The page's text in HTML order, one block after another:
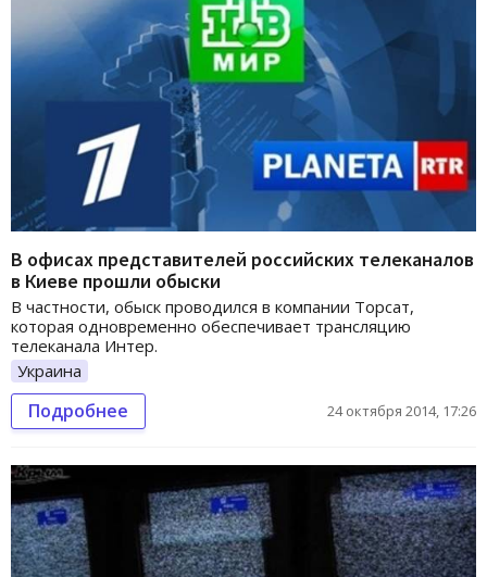
В офисах представителей российских телеканалов
в Киеве прошли обыски
В частности, обыск проводился в компании Торсат,
которая одновременно обеспечивает трансляцию
телеканала Интер.
Украина
Подробнее 24 октября 2014, 17:26